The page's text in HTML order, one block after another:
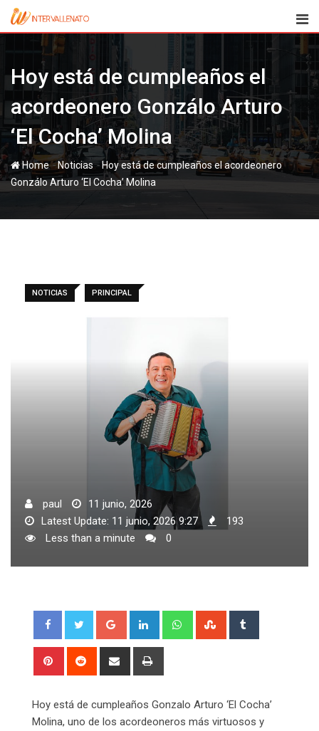
Skip
Hoy está de cumpleaños el
acordeonero Gonzálo Arturo
‘El Cocha’ Molina
Home-Noticias-Hoy está de cumpleaños el acordeonero
Gonzálo Arturo ‘El Cocha’ Molina
NOTICIAS PRINCIPAL
paul
11 junio, 2026
Latest Update: 11 junio, 2026 9:27
193
Less than a minute
0
Google+ LinkedIn WhatsappStumbleUpon
Pinterest Reddit
Share
Hoy está de cumpleaños Gonzalo Arturo ‘El Cocha’
Molina, uno de los acordeoneros más virtuosos y